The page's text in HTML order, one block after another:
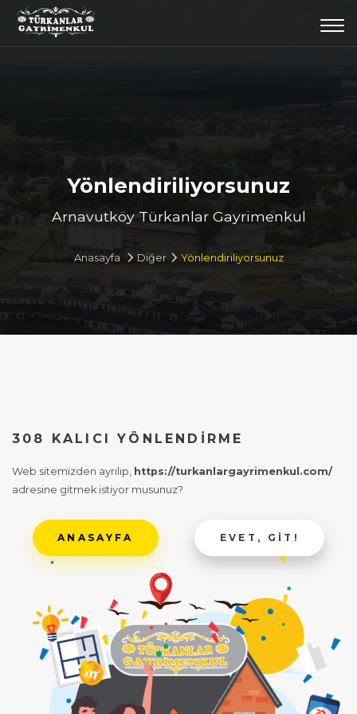
Yönlendiriliyorsunuz
Arnavutköy Türkanlar Gayrimenkul
Anasayfa Diğer Yönlendiriliyorsunuz
308 KALICI YÖNLENDIRME
Web sitemizden ayrılıp, https://turkanlargayrimenkul.com/
adresine gitmek istiyor musunuz?
ANASAYFA EVET, GIT!